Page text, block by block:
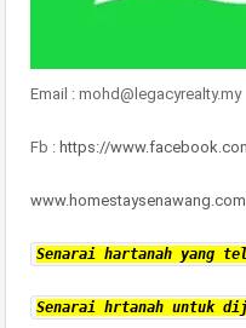
Email : mohd@legacyrealty.my
Fb : https://
www.homestaysenawang.com
Senarai hartanah yang
Senarai hrtanah untuk